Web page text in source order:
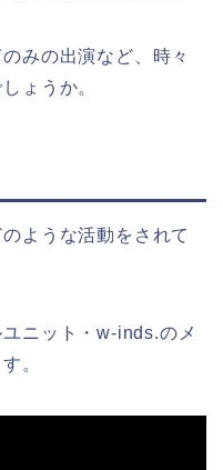
みの出演など、時々
ょうか。
ような活動をされて
ニット・w-inds.のメ
。